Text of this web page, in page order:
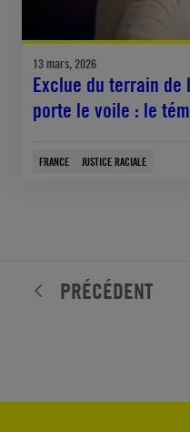
13 mars, 2026
Exclue du terrain de
porte le voile : le
FRANCE JUSTICE RACIALE
PRÉCÉDENT